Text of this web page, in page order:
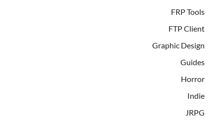
FRP Tools
FTP Client
Graphic Design
Guides
Horror
Indie
JRPG